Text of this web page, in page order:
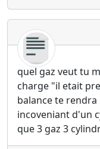
quel gaz veut tu
charge "il etait
balance te rendra
incoveniant d'un
que 3 gaz 3